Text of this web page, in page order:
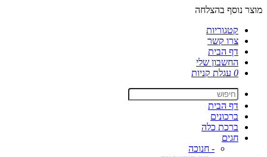
מוצר נוסף בהצלחה
קטגוריות
צרו קשר
דף הבית
החשבון שלי
0 עגלת קניות
דף הבית
ברכונים
ברכת כלה
חגים
- חנוכה